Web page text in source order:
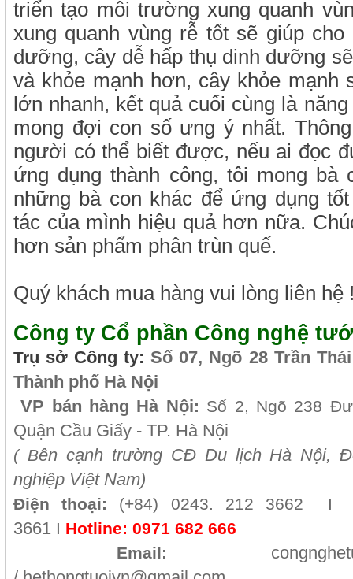
triển tạo môi trường xung quanh
xung quanh vùng rễ tốt sẽ giúp
dưỡng, cây dễ hấp thụ dinh dưỡng
và khỏe mạnh hơn, cây khỏe mạnh
lớn nhanh, kết quả cuối cùng là
mong đợi con số ưng ý nhất.
người có thể biết được, nếu ai đọc
ứng dụng thành công, tôi mong bà
những bà con khác để ứng dụng
tác của mình hiệu quả hơn nữa.
hơn sản phẩm phân trùn quế.
Quý khách mua hàng vui lòng liên hệ
Công ty Cổ phần Công nghệ
Trụ sở Công ty: Số 07, Ngõ 28 Trần
Thành phố Hà Nội
VP bán hàng Hà Nội: Số 2, Ngõ 238
Quận Cầu Giấy - TP. Hà Nội
( Bên cạnh trường CĐ Du lịch Hà Nội,
nghiệp Việt Nam)
Điện thoại: (+84) 0243. 212 3662 I
3661 I Hotline: 0971 682 666
Email: